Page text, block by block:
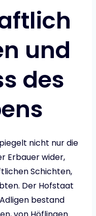
und
des
nicht nur die
Erbauer wider,
Schichten,
Der Hofstaat
bestand